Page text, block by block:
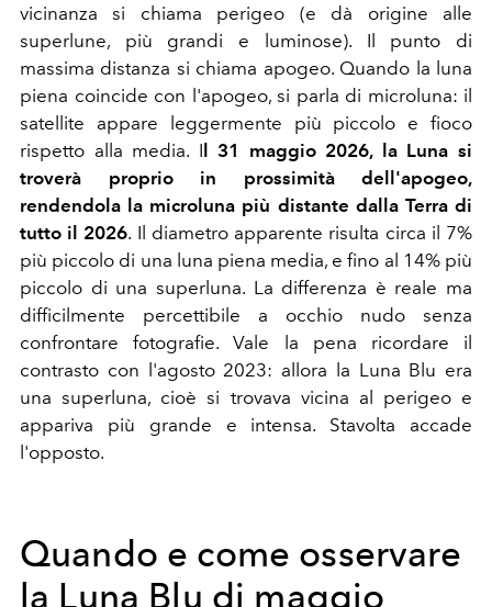
vicinanza si chiama perigeo (e dà origine alle
superlune, più grandi e luminose). Il punto di
massima distanza si chiama apogeo. Quando la luna
piena coincide con l'apogeo, si parla di microluna: il
satellite appare leggermente più piccolo e fioco
rispetto alla media. Il 31 maggio 2026, la Luna si
troverà proprio in prossimità dell'apogeo,
rendendola la microluna più distante dalla Terra di
tutto il 2026. Il diametro apparente risulta circa il 7%
più piccolo di una luna piena media, e fino al 14% più
piccolo di una superluna. La differenza è reale ma
difficilmente percettibile a occhio nudo senza
confrontare fotografie. Vale la pena ricordare il
contrasto con l'agosto 2023: allora la Luna Blu era
una superluna, cioè si trovava vicina al perigeo e
appariva più grande e intensa. Stavolta accade
l'opposto.
Quando e come osservare
la Luna Blu di maggio